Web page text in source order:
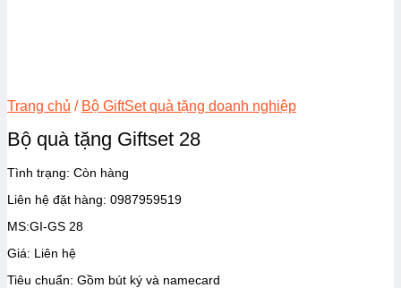
Trang chủ / Bộ GiftSet quà tặng doanh nghiệp
Bộ quà tặng Giftset 28
Tình trạng: Còn hàng
Liên hệ đặt hàng: 0987959519
MS:GI-GS 28
Giá: Liên hệ
Tiêu chuẩn: Gồm bút ký và namecard